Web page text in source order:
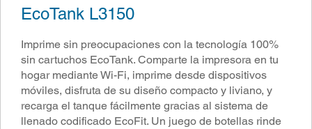
EcoTank L3150
Imprime sin preocupaciones con la tecnología 100%
sin cartuchos EcoTank. Comparte la impresora en tu
hogar mediante Wi-Fi, imprime desde dispositivos
móviles, disfruta de su diseño compacto y liviano, y
recarga el tanque fácilmente gracias al sistema de
llenado codificado EcoFit. Un juego de botellas rinde